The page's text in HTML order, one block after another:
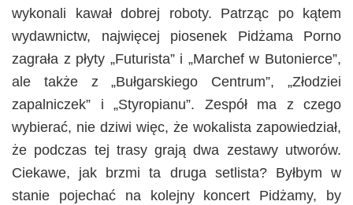
wykonali kawał dobrej roboty. Patrząc po kątem
wydawnictw, najwięcej piosenek Pidżama Porno
zagrała z płyty „Futurista” i „Marchef w Butonierce”,
ale także z „Bułgarskiego Centrum”, „Złodziei
zapalniczek” i „Styropianu”. Zespół ma z czego
wybierać, nie dziwi więc, że wokalista zapowiedział,
że podczas tej trasy grają dwa zestawy utworów.
Ciekawe, jak brzmi ta druga setlista? Byłbym w
stanie pojechać na kolejny koncert Pidżamy, by